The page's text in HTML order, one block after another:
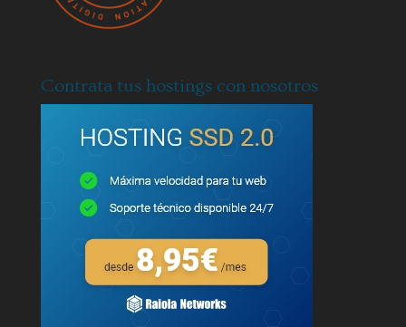
Contrata tus hostings con nosotros